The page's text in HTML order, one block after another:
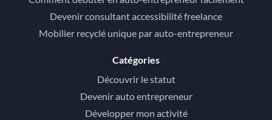
Devenir consultant accessibilité freelance
Mobilier recyclé unique par auto-entrepreneur
Catégories
Découvrir le statut
Devenir auto entrepreneur
Développer mon activité